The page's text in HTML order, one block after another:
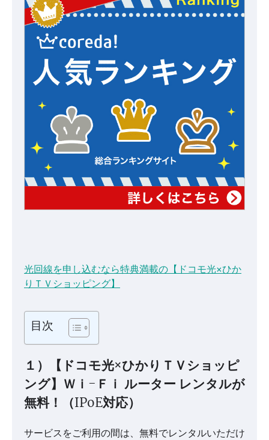
光回線を申し込むなら特典満載の【ドコモ光×ひか
りＴＶショッピング】
目次
１）【ドコモ光×ひかりＴＶショッピ
ング】Ｗｉ-Ｆｉ ルーター レンタルが
無料！（IPoE対応）
サービスをご利用の間は、無料でレンタルいただけ